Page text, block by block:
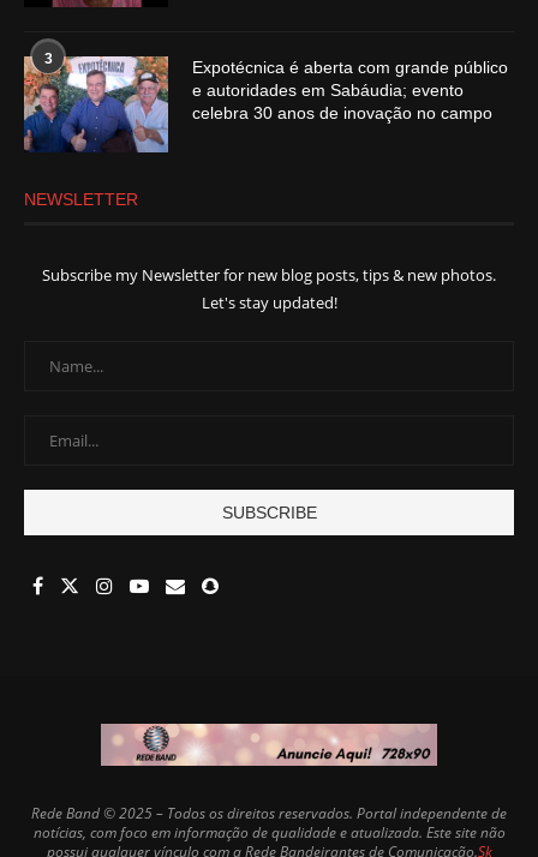
3
Expotécnica é aberta com grande público
e autoridades em Sabáudia; evento
celebra 30 anos de inovação no campo
NEWSLETTER
Subscribe my Newsletter for new blog posts, tips & new photos.
Let's stay updated!
Rede Band © 2025 – Todos os direitos reservados. Portal independente de
notícias, com foco em informação de qualidade e atualizada. Este site não
possui qualquer vínculo com a Rede Bandeirantes de Comunicação.Sk